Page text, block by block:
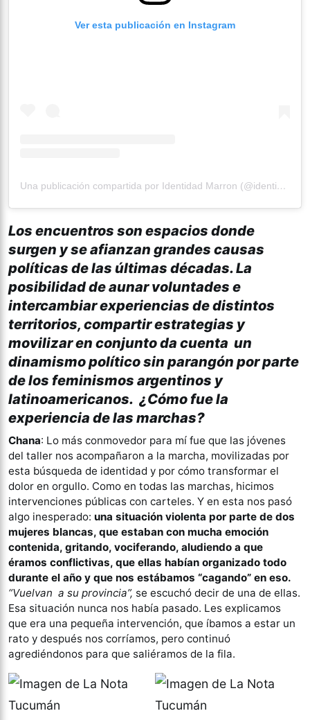
Ver esta publicación en Instagram
Una publicación compartida por Identidad Marron (@identidadmarron)
Los encuentros son espacios donde
surgen y se afianzan grandes causas
políticas de las últimas décadas. La
posibilidad de aunar voluntades e
intercambiar experiencias de distintos
territorios, compartir estrategias y
movilizar en conjunto da cuenta un
dinamismo político sin parangón por parte
de los feminismos argentinos y
latinoamericanos. ¿Cómo fue la
experiencia de las marchas?
Chana: Lo más conmovedor para mí fue que las jóvenes
del taller nos acompañaron a la marcha, movilizadas por
esta búsqueda de identidad y por cómo transformar el
dolor en orgullo. Como en todas las marchas, hicimos
intervenciones públicas con carteles. Y en esta nos pasó
algo inesperado: una situación violenta por parte de dos
mujeres blancas, que estaban con mucha emoción
contenida, gritando, vociferando, aludiendo a que
éramos conflictivas, que ellas habían organizado todo
durante el año y que nos estábamos “cagando” en eso.
“Vuelvan a su provincia”, se escuchó decir de una de ellas.
Esa situación nunca nos había pasado. Les explicamos
que era una pequeña intervención, que íbamos a estar un
rato y después nos corríamos, pero continuó
agrediéndonos para que saliéramos de la fila.